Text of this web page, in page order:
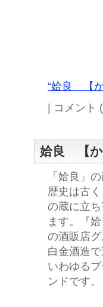
“姶良 【
| コメン
姶良 【か
「姶良」
歴史は古
の蔵に立
ます。『
の酒販店
白金酒造で
いわゆる
ンドです。